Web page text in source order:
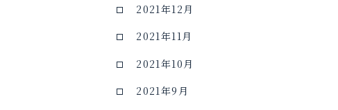
2021年12月
2021年11月
2021年10月
2021年9月